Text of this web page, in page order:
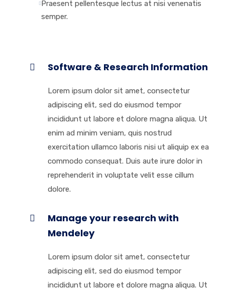
Praesent pellentesque lectus at nisi venenatis
semper.
Software & Research Information
Lorem ipsum dolor sit amet, consectetur
adipiscing elit, sed do eiusmod tempor
incididunt ut labore et dolore magna aliqua. Ut
enim ad minim veniam, quis nostrud
exercitation ullamco laboris nisi ut aliquip ex ea
commodo consequat. Duis aute irure dolor in
reprehenderit in voluptate velit esse cillum
dolore.
Manage your research with
Mendeley
Lorem ipsum dolor sit amet, consectetur
adipiscing elit, sed do eiusmod tempor
incididunt ut labore et dolore magna aliqua. Ut